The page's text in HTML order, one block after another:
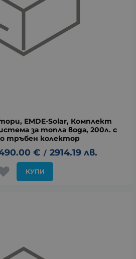
EMDE-Solar, Комплект
за топла вода, 200л. с
тръбен колектор
€ / 2914.19 лв.
КУПИ